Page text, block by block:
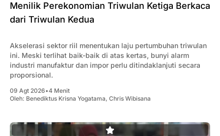
Menilik Perekonomian Triwulan Ketiga Berkaca
dari Triwulan Kedua
Akselerasi sektor riil menentukan laju pertumbuhan triwulan
ini. Meski terlihat baik-baik di atas kertas, bunyi alarm
industri manufaktur dan impor perlu ditindaklanjuti secara
proporsional.
09 Agt 2026•4 Menit
Oleh: Benediktus Krisna Yogatama, Chris Wibisana